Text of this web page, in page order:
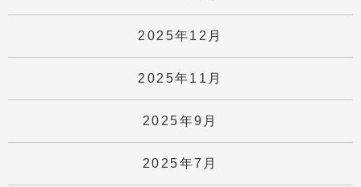
2025年12月
2025年11月
2025年9月
2025年7月